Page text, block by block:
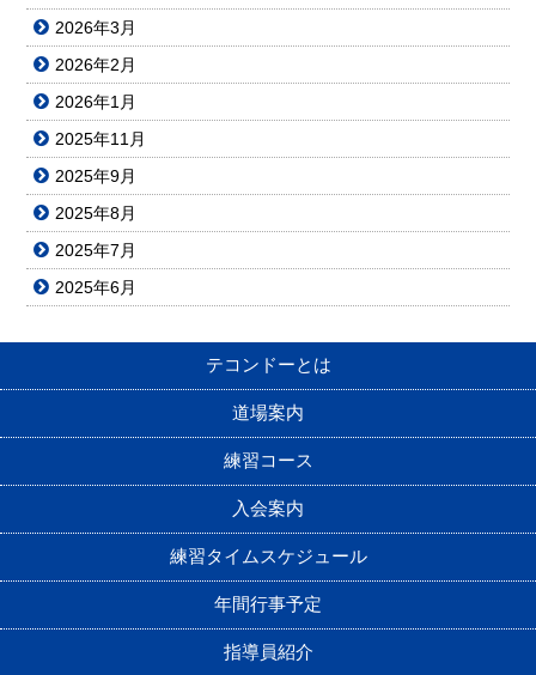
2026年3月
2026年2月
2026年1月
2025年11月
2025年9月
2025年8月
2025年7月
2025年6月
テコンドーとは
道場案内
練習コース
入会案内
練習タイムスケジュール
年間行事予定
指導員紹介